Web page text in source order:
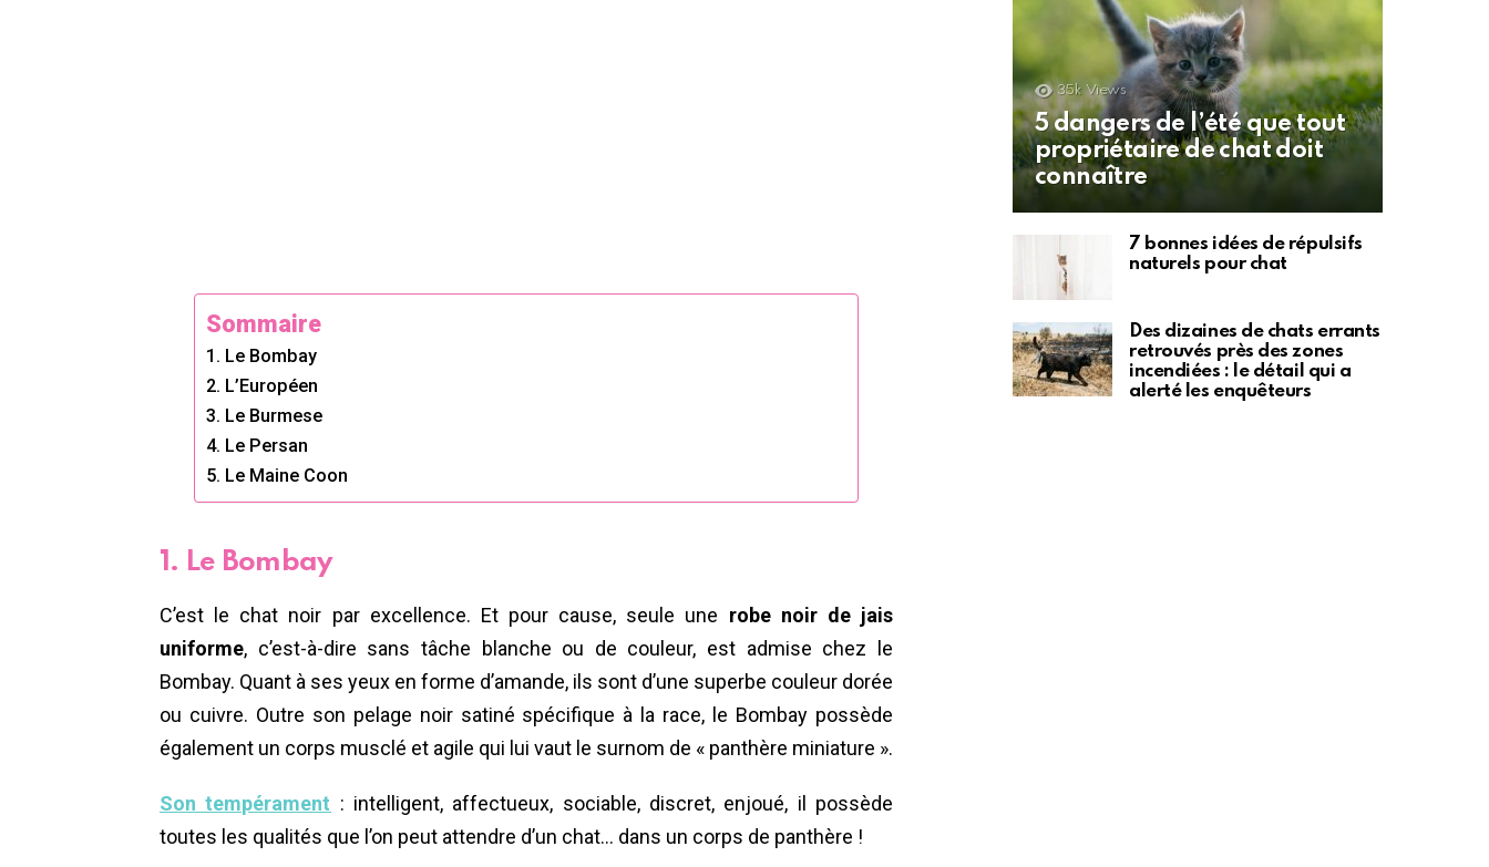
Sommaire
1. Le Bombay
2. L’Européen
3. Le Burmese
4. Le Persan
5. Le Maine Coon
1. Le Bombay
C’est le chat noir par excellence. Et pour cause, seule une robe noir de jais
uniforme, c’est-à-dire sans tâche blanche ou de couleur, est admise chez le
Bombay. Quant à ses yeux en forme d’amande, ils sont d’une superbe couleur dorée
ou cuivre. Outre son pelage noir satiné spécifique à la race, le Bombay possède
également un corps musclé et agile qui lui vaut le surnom de « panthère miniature ».
Son tempérament : intelligent, affectueux, sociable, discret, enjoué, il possède
toutes les qualités que l’on peut attendre d’un chat… dans un corps de panthère !
35k Views
5 dangers de l’été que tout
propriétaire de chat doit
connaître
7 bonnes idées de répulsifs
naturels pour chat
Des dizaines de chats errants
retrouvés près des zones
incendiées : le détail qui a
alerté les enquêteurs